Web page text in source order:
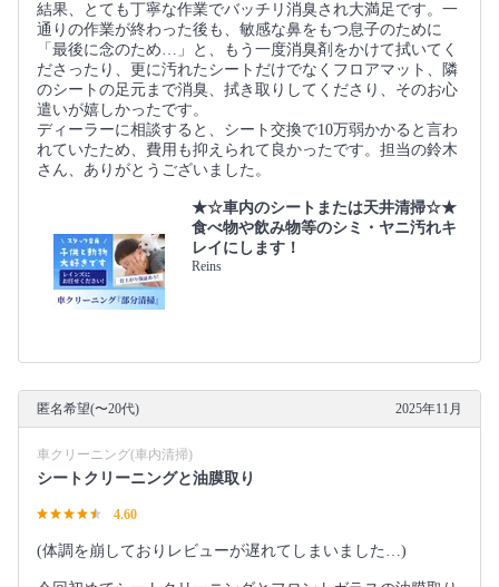
結果、とても丁寧な作業でバッチリ消臭され大満足です。一
通りの作業が終わった後も、敏感な鼻をもつ息子のために
「最後に念のため…」と、もう一度消臭剤をかけて拭いてく
ださったり、更に汚れたシートだけでなくフロアマット、隣
のシートの足元まで消臭、拭き取りしてくださり、そのお心
遣いが嬉しかったです。
ディーラーに相談すると、シート交換で10万弱かかると言わ
れていたため、費用も抑えられて良かったです。担当の鈴木
さん、ありがとうございました。
★☆車内のシートまたは天井清掃☆★
食べ物や飲み物等のシミ・ヤニ汚れキ
レイにします！
Reins
匿名希望(〜20代) 2025年11月
車クリーニング(車内清掃)
シートクリーニングと油膜取り
4.60
(体調を崩しておりレビューが遅れてしまいました…)